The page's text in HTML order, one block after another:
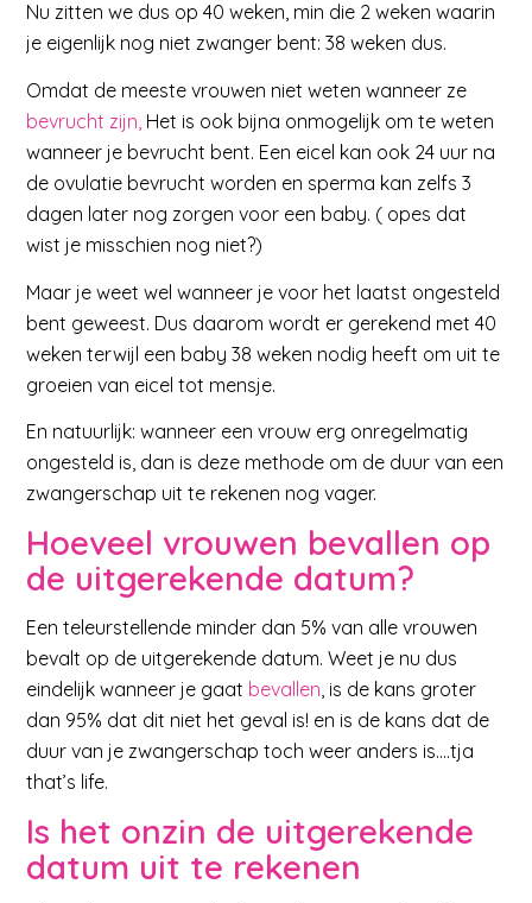
Nu zitten we dus op 40 weken, min die 2 weken waarin
je eigenlijk nog niet zwanger bent: 38 weken dus.
Omdat de meeste vrouwen niet weten wanneer ze
bevrucht zijn, Het is ook bijna onmogelijk om te weten
wanneer je bevrucht bent. Een eicel kan ook 24 uur na
de ovulatie bevrucht worden en sperma kan zelfs 3
dagen later nog zorgen voor een baby. ( opes dat
wist je misschien nog niet?)
Maar je weet wel wanneer je voor het laatst ongesteld
bent geweest. Dus daarom wordt er gerekend met 40
weken terwijl een baby 38 weken nodig heeft om uit te
groeien van eicel tot mensje.
En natuurlijk: wanneer een vrouw erg onregelmatig
ongesteld is, dan is deze methode om de duur van een
zwangerschap uit te rekenen nog vager.
Hoeveel vrouwen bevallen op
de uitgerekende datum?
Een teleurstellende minder dan 5% van alle vrouwen
bevalt op de uitgerekende datum. Weet je nu dus
eindelijk wanneer je gaat bevallen, is de kans groter
dan 95% dat dit niet het geval is! en is de kans dat de
duur van je zwangerschap toch weer anders is….tja
that’s life.
Is het onzin de uitgerekende
datum uit te rekenen